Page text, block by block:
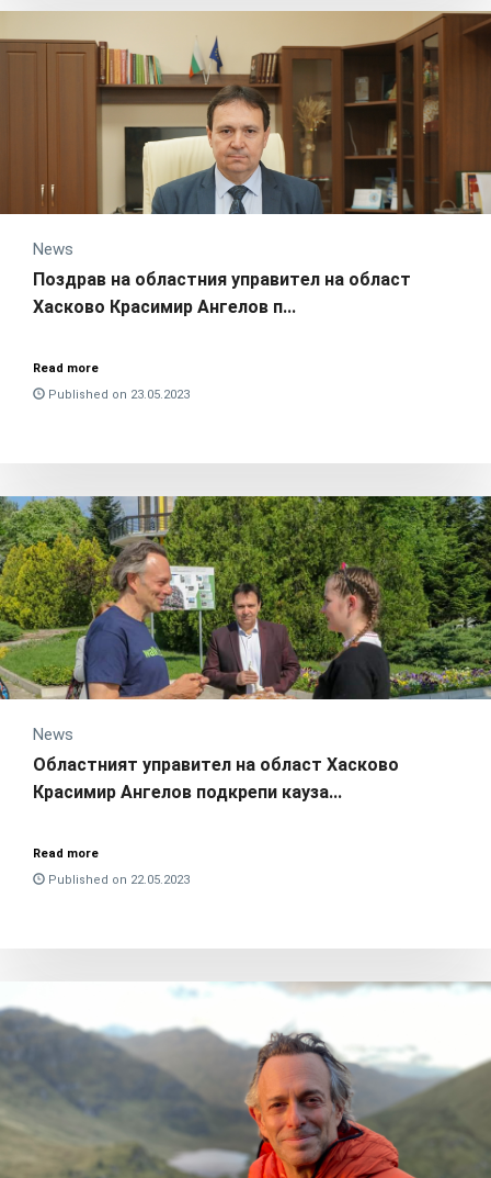
News
Поздрав на областния управител на област
Хасково Красимир Ангелов п...
Read more
Published on 23.05.2023
News
Областният управител на област Хасково
Красимир Ангелов подкрепи кауза...
Read more
Published on 22.05.2023